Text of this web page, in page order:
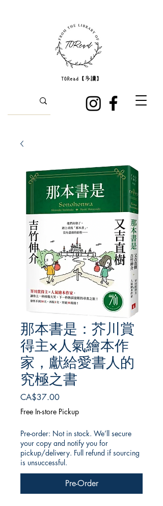
那本書是：芥川賞
得主×人氣繪本作
家，獻給愛書人的
究極之書
CA$37.00Price
Free In-store Pickup
Pre-order: Not in stock. We’ll secure
your copy and notify you for
pickup/delivery. Full refund if sourcing
is unsuccessful.
Pre-Order